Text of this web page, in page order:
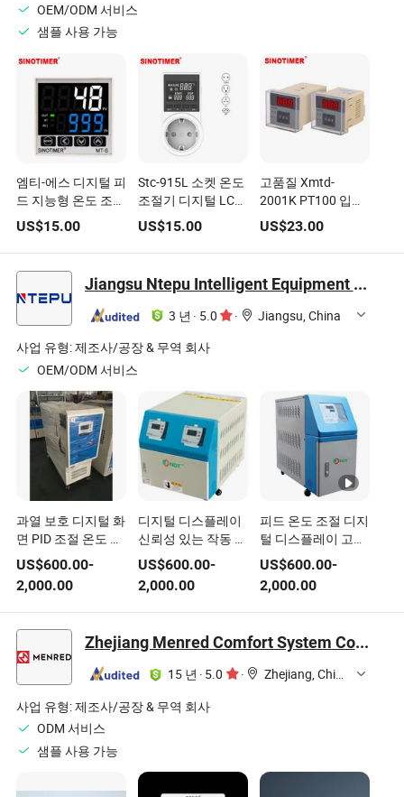
OEM/ODM 서비스
샘플 사용 가능
엠티-에스 디지털 피
드 지능형 온도 조절
기 자동 조절 테이블
K/J/E/N 입력 릴레
이 솔리드 스테이트
출력 48X48mm
US$15.00
Stc-915L 소켓 온도
조절기 디지털 LCD
온도 조절기 100-
250V AC,
-20~120°C, ±1°C 정
헤드와 함께
US$15.00
고품질 Xmtd-
2001K PT100 입력
220V 72*72 지능형
디지털 온도 조절기
US$23.00
Jiangsu Ntepu Intelligent Equipment Co., Ltd.
3 년 · 5.0 ·
Jiangsu, China
사업 유형:제조사/공장 & 무역 회사
OEM/ODM 서비스
과열 보호 디지털 화
면 PID 조절 온도 조
절기 및 온도 컨트롤
러
US$600.00-
2,000.00
디지털 디스플레이
신뢰성 있는 작동 플
라스틱 성형 온도 조
절기 및 온도 컨트롤
러
US$600.00-
2,000.00
피드 온도 조절 디지
털 디스플레이 고무
경화 온도 조절기
US$600.00-
2,000.00
Zhejiang Menred Comfort System Co., Ltd
15 년 · 5.0 ·
Zhejiang, China
사업 유형:제조사/공장 & 무역 회사
ODM 서비스
샘플 사용 가능